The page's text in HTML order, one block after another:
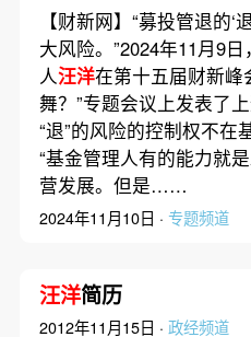
【财新网】“募投管退的
大风险。”2024年11月9
人汪洋在第十五届财新峰
舞？”专题会议上发表了上
“退”的风险的控制权不在
“基金管理人有的能力就
营发展。但是……
2024年11月10日 · 专题频道
汪洋简历
2012年11月15日 · 政经频道